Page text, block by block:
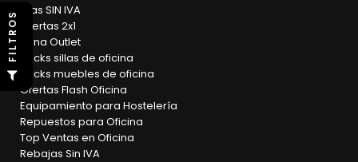
Días SIN IVA
Ofertas 2x1
Zona Outlet
Packs sillas de oficina
Packs muebles de oficina
Ofertas Flash Oficina
Equipamiento para Hostelería
Repuestos para Oficina
Top Ventas en Oficina
Rebajas Sin IVA
S